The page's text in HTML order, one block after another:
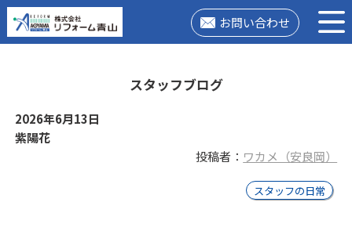
お問い合わせ
スタッフブログ
2026年6月13日
紫陽花
投稿者： ワカメ（安良岡）
スタッフの日常